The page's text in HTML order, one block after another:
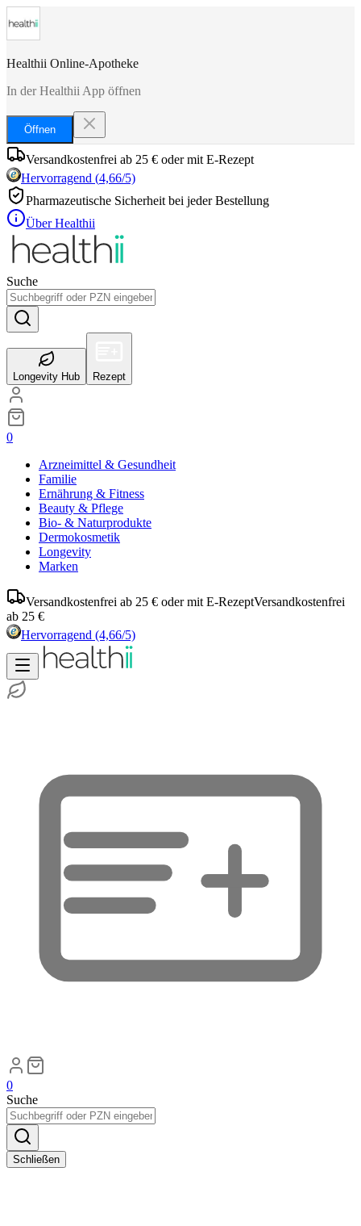
Healthii Online-Apotheke
In der Healthii App öffnen
Öffnen
Versandkostenfrei ab 25 € oder mit E-Rezept
Hervorragend (4,66/5)
Pharmazeutische Sicherheit bei jeder Bestellung
Über Healthii
Suche
Longevity Hub Rezept
0
Arzneimittel & Gesundheit
Familie
Ernährung & Fitness
Beauty & Pflege
Bio- & Naturprodukte
Dermokosmetik
Longevity
Marken
Versandkostenfrei ab 25 € oder mit E-RezeptVersandkostenfrei
ab 25 €
Hervorragend (4,66/5)
0
Suche
Schließen